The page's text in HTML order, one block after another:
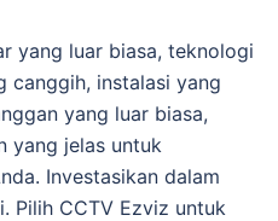
yang luar biasa, teknologi
canggih, instalasi yang
yang luar biasa,
yang jelas untuk
Investasikan dalam
Pilih CCTV Ezviz untuk